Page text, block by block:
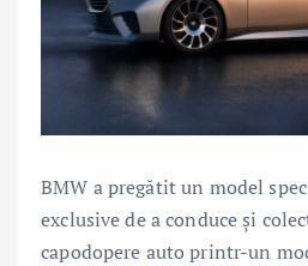
BMW a pregătit un model
exclusive de a conduce şi
capodopere auto printr-un